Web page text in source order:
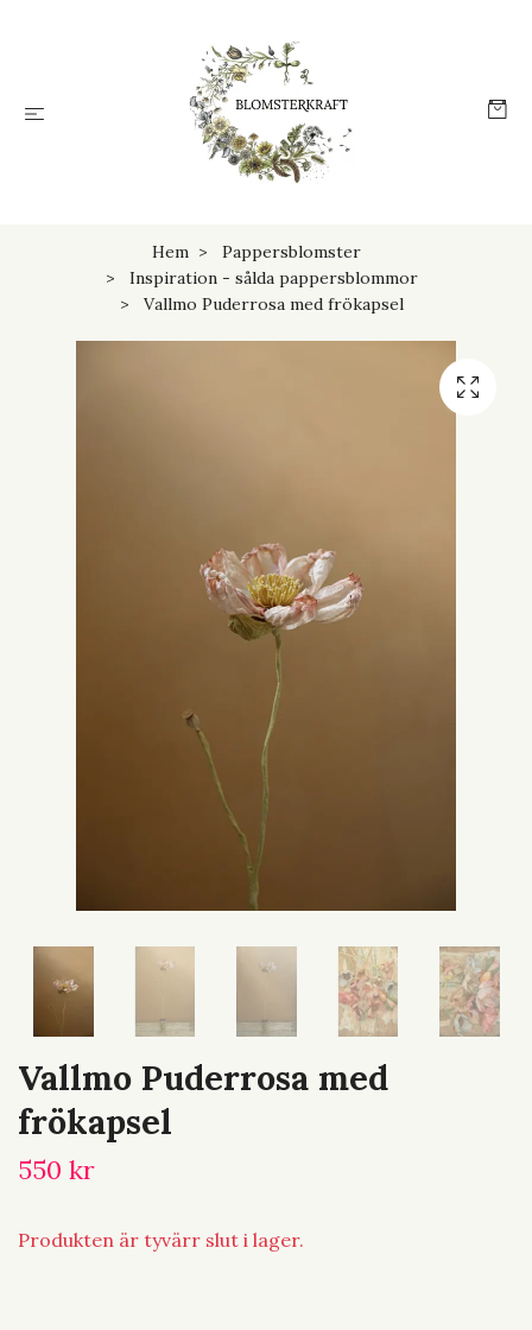
Hem
Pappersblomster
Inspiration - sålda pappersblommor
Vallmo Puderrosa med frökapsel
Vallmo Puderrosa med
frökapsel
550 kr
Produkten är tyvärr slut i lager.